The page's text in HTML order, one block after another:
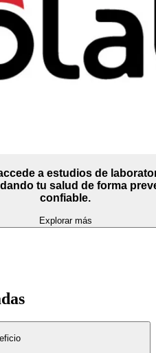
a estudios de
tu salud de forma
confiable.
Explorar más